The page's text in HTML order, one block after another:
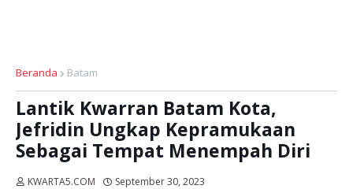
Beranda Batam
Lantik Kwarran Batam Kota,
Jefridin Ungkap Kepramukaan
Sebagai Tempat Menempah Diri
KWARTA5.COM September 30, 2023